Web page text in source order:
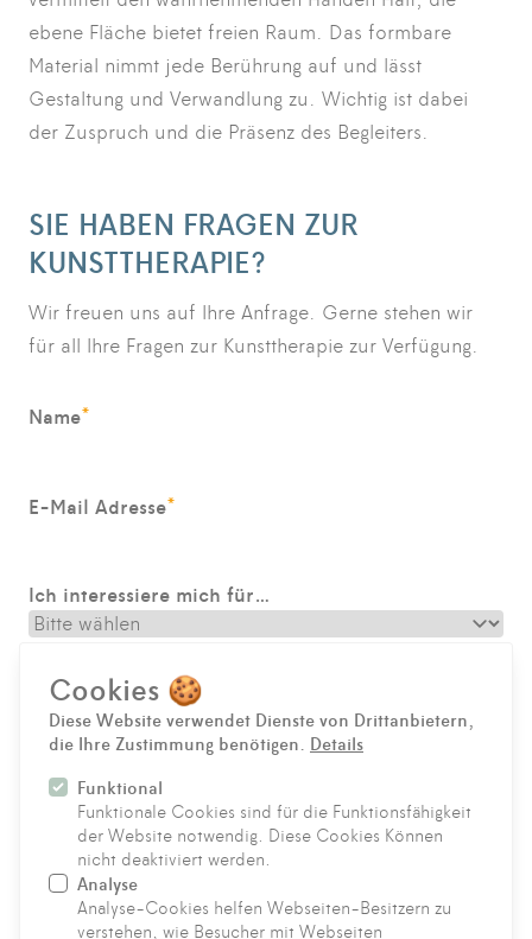
Cookies 🍪
Diese Website verwendet Dienste von Drittanbietern,
die Ihre Zustimmung benötigen. Details
Funktional
Funktionale Cookies sind für die Funktionsfähigkeit
der Website notwendig. Diese Cookies Können
nicht deaktiviert werden.
Analyse
Analyse-Cookies helfen Webseiten-Besitzern zu
verstehen, wie Besucher mit Webseiten
ebene Fläche bietet freien Raum. Das formbare
Material nimmt jede Berührung auf und lässt
Gestaltung und Verwandlung zu. Wichtig ist dabei
der Zuspruch und die Präsenz des Begleiters.
SIE HABEN FRAGEN ZUR
KUNSTTHERAPIE?
Wir freuen uns auf Ihre Anfrage. Gerne stehen wir
für all Ihre Fragen zur Kunsttherapie zur Verfügung.
Name*
E-Mail Adresse*
Ich interessiere mich für…
Nachricht*
Hinweise zum Datenschutz
SENDEN